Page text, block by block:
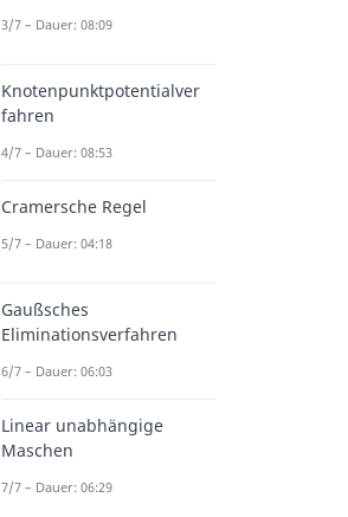
3/7 – Dauer: 08:09
Knotenpunktpotentialver
fahren
4/7 – Dauer: 08:53
Cramersche Regel
5/7 – Dauer: 04:18
Gaußsches
Eliminationsverfahren
6/7 – Dauer: 06:03
Linear unabhängige
Maschen
7/7 – Dauer: 06:29